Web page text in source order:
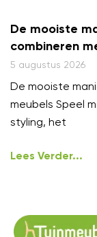
De mooiste
combineren
5 augustus 2026
De mooiste
meubels Speel
styling, het
Lees Verder...